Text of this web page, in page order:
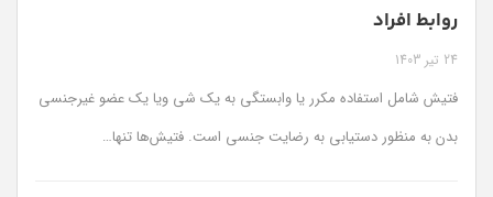
روابط افراد
24 تیر 1403
فتیش شامل استفاده مکرر یا وابستگی به یک شی ویا یک عضو غیرجنسی
بدن به منظور دستیابی به رضایت جنسی است. فتیش‌ها تنها…